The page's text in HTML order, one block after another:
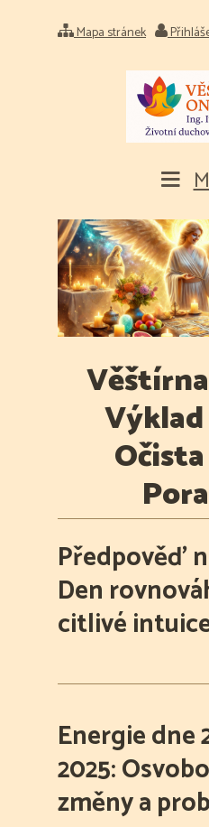
Mapa stránek
Předpověď
Den
citlivé
Energie dne
2025:
změny a